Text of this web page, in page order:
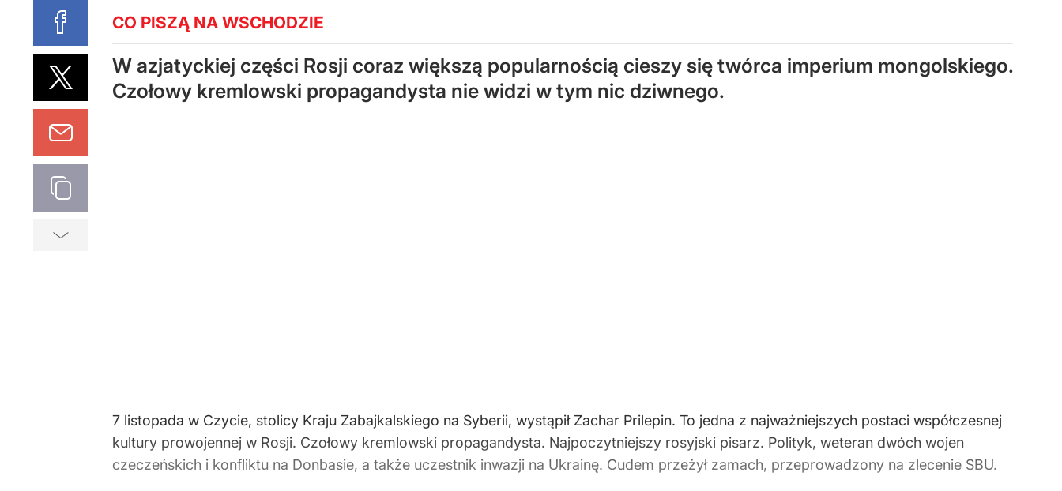
CO PISZĄ NA WSCHODZIE
W azjatyckiej części Rosji coraz większą popularnością cieszy się twórca imperium mongolskiego.
Czołowy kremlowski propagandysta nie widzi w tym nic dziwnego.
7 listopada w Czycie, stolicy Kraju Zabajkalskiego na Syberii, wystąpił Zachar Prilepin. To jedna z najważniejszych postaci współczesnej
kultury prowojennej w Rosji. Czołowy kremlowski propagandysta. Najpoczytniejszy rosyjski pisarz. Polityk, weteran dwóch wojen
czeczeńskich i konfliktu na Donbasie, a także uczestnik inwazji na Ukrainę. Cudem przeżył zamach, przeprowadzony na zlecenie SBU.